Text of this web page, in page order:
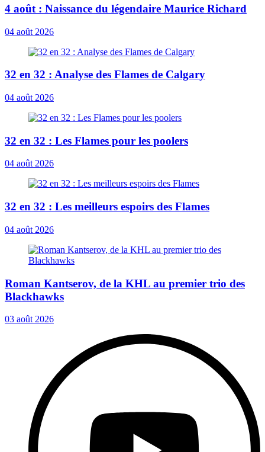
4 août : Naissance du légendaire Maurice Richard
04 août 2026
32 en 32 : Analyse des Flames de Calgary
04 août 2026
32 en 32 : Les Flames pour les poolers
04 août 2026
32 en 32 : Les meilleurs espoirs des Flames
04 août 2026
Roman Kantserov, de la KHL au premier trio des
Blackhawks
03 août 2026